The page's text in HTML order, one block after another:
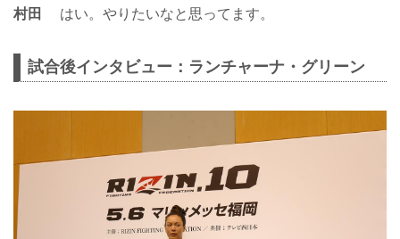
村田
はい。やりたいなと思ってます。
試合後インタビュー：ランチャーナ・グリーン